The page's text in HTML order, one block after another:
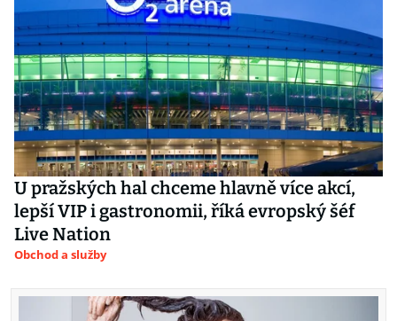
U pražských hal chceme hlavně více akcí,
lepší VIP i gastronomii, říká evropský šéf
Live Nation
Obchod a služby